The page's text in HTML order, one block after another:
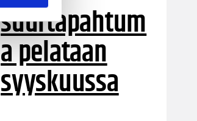
suurtapahtum
a pelataan
syyskuussa